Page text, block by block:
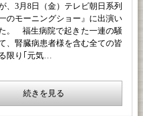
、3月8日（金）テレビ朝日系列
のモーニングショー』に出演い
。 福生病院で起きた一連の騒
、腎臓病患者様を含む全ての皆
限り｢元気…
続きを見る